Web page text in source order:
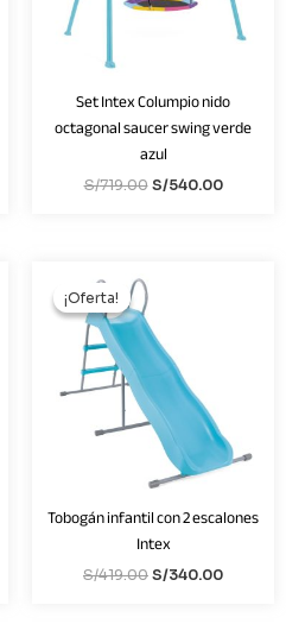
Set Intex Columpio nido
octagonal saucer swing verde
azul
S/719.00 S/540.00
¡Oferta!
¡Oferta!
Tobogán infantil con 2 escalones
Intex
S/419.00
era:
S/419.00.
S/340.00